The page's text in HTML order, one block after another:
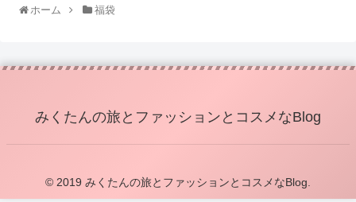
ホーム 福袋
みくたんの旅とファッションとコスメなBlog
© 2019 みくたんの旅とファッションとコスメなBlog.